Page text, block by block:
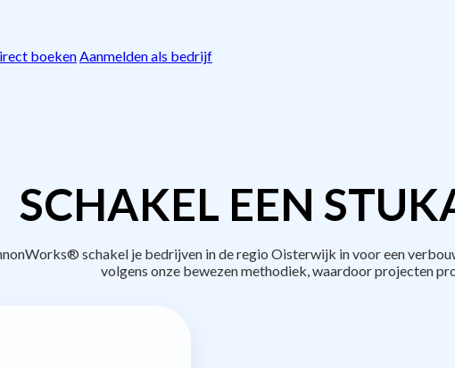
boekenAanmelden als bedrijf
SCHAKEL EEN
schakel je bedrijven in de regio Oisterwijk in voor een
volgens onze bewezen methodiek, waardoor projecten